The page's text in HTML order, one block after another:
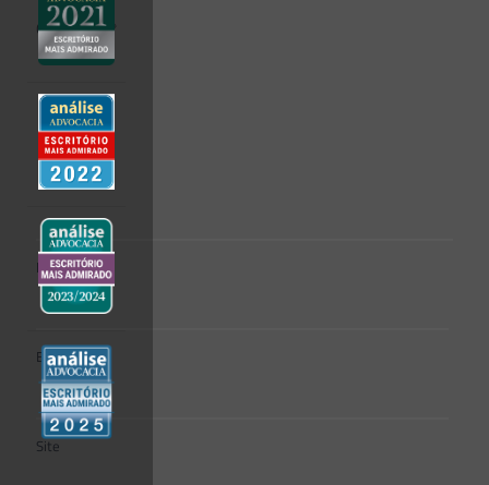
Comentário*
Nome*
E-mail*
Site